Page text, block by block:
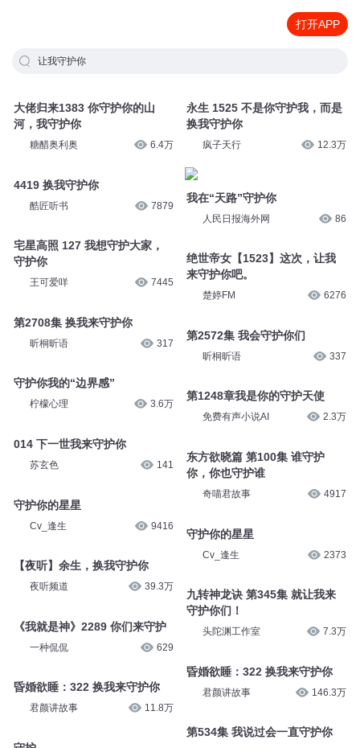
打开APP
让我守护你
大佬归来1383 你守护你的山
河，我守护你
糖醋奥利奥 6.4万
4419 换我守护你
酷匠听书 7879
宅星高照 127 我想守护大家，
守护你
王可爱咩 7445
第2708集 换我来守护你
昕桐昕语 317
守护你我的“边界感”
柠檬心理 3.6万
014 下一世我来守护你
苏玄色 141
守护你的星星
Cv_逢生 9416
【夜听】余生，换我守护你
夜听频道 39.3万
《我就是神》2289 你们来守护
一种侃侃 629
昏婚欲睡：322 换我来守护你
君颜讲故事 11.8万
永生 1525 不是你守护我，而是
换我守护你
疯子天行 12.3万
我在“天路”守护你
人民日报海外网 86
绝世帝女【1523】这次，让我
来守护你吧。
楚婷FM 6276
第2572集 我会守护你们
昕桐昕语 337
第1248章我是你的守护天使
免费有声小说AI 2.3万
东方欲晓篇 第100集 谁守护
你，你也守护谁
奇喵君故事 4917
守护你的星星
Cv_逢生 2373
九转神龙诀 第345集 就让我来
守护你们！
头陀渊工作室 7.3万
昏婚欲睡：322 换我来守护你
君颜讲故事 146.3万
第534集 我说过会一直守护你